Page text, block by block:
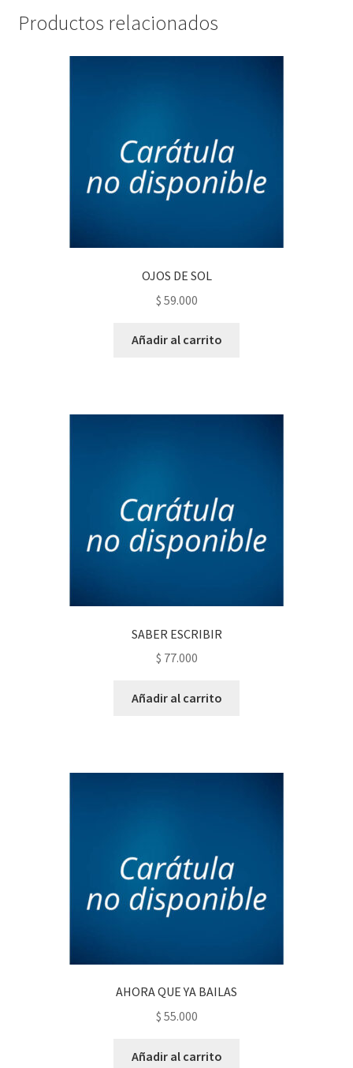
Productos relacionados
OJOS DE SOL
$ 59.000
Añadir al carrito
SABER ESCRIBIR
$ 77.000
Añadir al carrito
AHORA QUE YA BAILAS
$ 55.000
Añadir al carrito